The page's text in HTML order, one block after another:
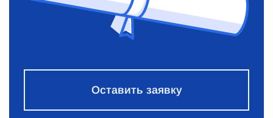
Оставить заявку